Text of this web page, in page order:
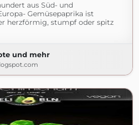
aus Süd- und
Gemüsepaprika ist
herzförmig, stumpf oder spitz
und mehr